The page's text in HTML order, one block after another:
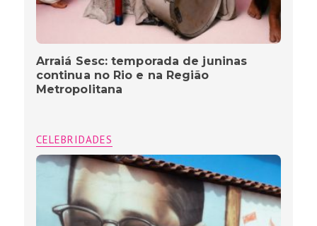
Arraiá Sesc: temporada de juninas
continua no Rio e na Região
Metropolitana
CELEBRIDADES